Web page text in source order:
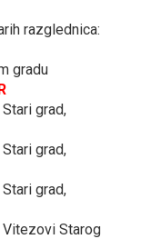
razglednica:
gradu
grad,
grad,
grad,
Vitezovi Starog